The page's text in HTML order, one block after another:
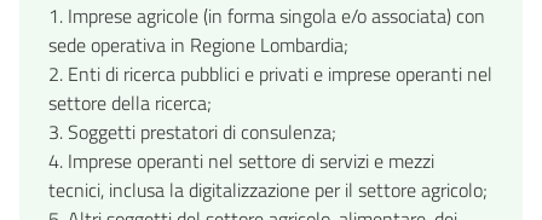
1. Imprese agricole (in forma singola e/o associata) con
sede operativa in Regione Lombardia;
2. Enti di ricerca pubblici e privati e imprese operanti nel
settore della ricerca;
3. Soggetti prestatori di consulenza;
4. Imprese operanti nel settore di servizi e mezzi
tecnici, inclusa la digitalizzazione per il settore agricolo;